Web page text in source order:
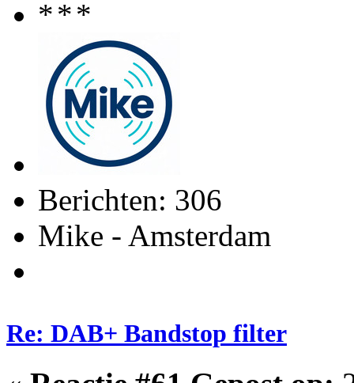
Berichten: 306
Mike - Amsterdam
Re: DAB+ Bandstop filter